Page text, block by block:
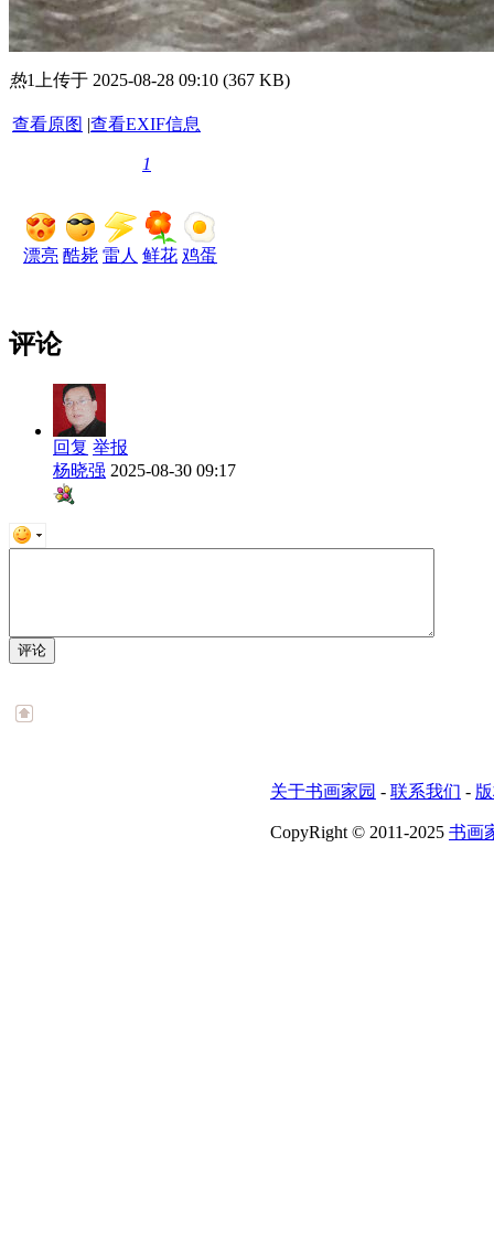
热1 上传于 2025-08-28 09:10 (367 KB)
查看原图 |查看EXIF信息
漂亮 酷毙 雷人
1
鲜花 鸡蛋
评论
回复 举报
杨晓强 2025-08-30 09:17
关于书画家园 - 联系我们 -
CopyRight © 2011-2025 书画